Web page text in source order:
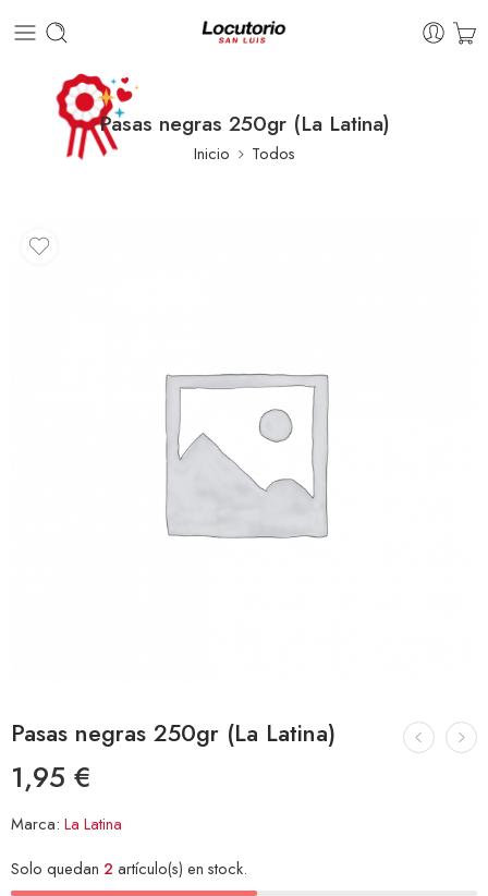
Pasas negras 250gr (La Latina)
Inicio Todos
Pasas negras 250gr (La Latina)
1,95 €
Marca: La Latina
Solo quedan 2 artículo(s) en stock.